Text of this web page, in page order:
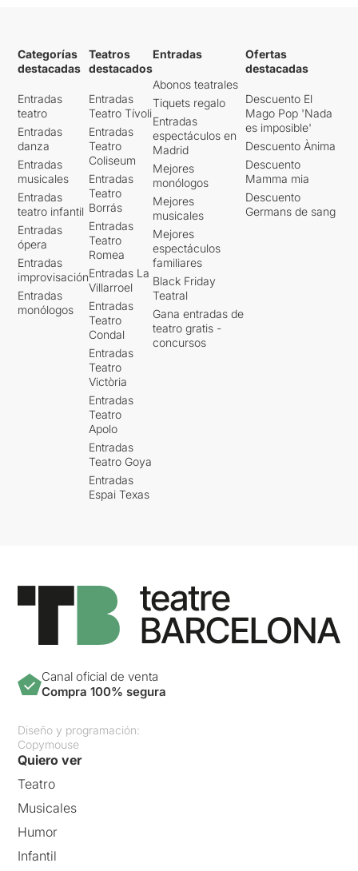
Categorías
destacadas
Entradas
teatro
Entradas
danza
Entradas
musicales
Entradas
teatro infantil
Entradas
ópera
Entradas
improvisación
Entradas
monólogos
Teatros
destacados
Entradas
Teatro Tívoli
Entradas
Teatro
Coliseum
Entradas
Teatro
Borrás
Entradas
Teatro
Romea
Entradas La
Villarroel
Entradas
Teatro
Condal
Entradas
Teatro
Victòria
Entradas
Teatro
Apolo
Entradas
Teatro Goya
Entradas
Espai Texas
Entradas
Abonos teatrales
Tiquets regalo
Entradas
espectáculos en
Madrid
Mejores
monólogos
Mejores
musicales
Mejores
espectáculos
familiares
Black Friday
Teatral
Gana entradas de
teatro gratis -
concursos
Ofertas
destacadas
Descuento El
Mago Pop 'Nada
es imposible'
Descuento Ànima
Descuento
Mamma mia
Descuento
Germans de sang
Canal oficial de venta
Compra 100% segura
Diseño y programación:
Copymouse
Quiero ver
Teatro
Musicales
Humor
Infantil